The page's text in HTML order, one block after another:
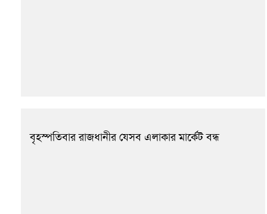
বৃহস্পতিবার রাজধানীর যেসব এলাকার মার্কেট বন্ধ